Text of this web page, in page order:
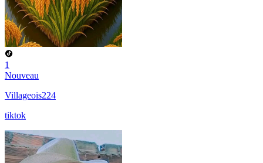
1
Nouveau
Villageois224
tiktok